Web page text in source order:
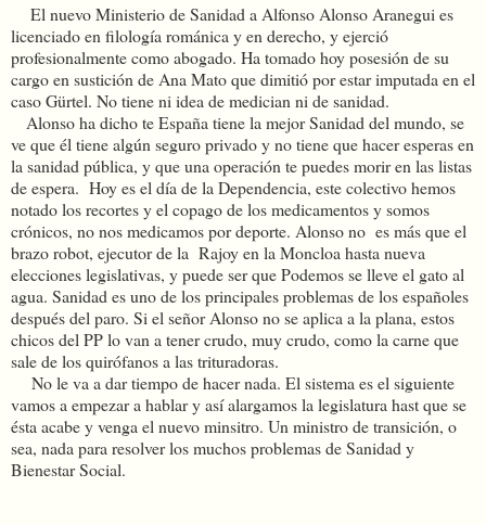
El nuevo Ministerio de Sanidad a Alfonso Alonso Aranegui es
licenciado en filología románica y en derecho, y ejerció
profesionalmente como abogado. Ha tomado hoy posesión de su
cargo en sustición de Ana Mato que dimitió por estar imputada en el
caso Gürtel. No tiene ni idea de medician ni de sanidad.
Alonso ha dicho te España tiene la mejor Sanidad del mundo, se
ve que él tiene algún seguro privado y no tiene que hacer esperas en
la sanidad pública, y que una operación te puedes morir en las listas
de espera. Hoy es el día de la Dependencia, este colectivo hemos
notado los recortes y el copago de los medicamentos y somos
crónicos, no nos medicamos por deporte. Alonso no es más que el
brazo robot, ejecutor de la Rajoy en la Moncloa hasta nueva
elecciones legislativas, y puede ser que Podemos se lleve el gato al
agua. Sanidad es uno de los principales problemas de los españoles
después del paro. Si el señor Alonso no se aplica a la plana, estos
chicos del PP lo van a tener crudo, muy crudo, como la carne que
sale de los quirófanos a las trituradoras.
No le va a dar tiempo de hacer nada. El sistema es el siguiente
vamos a empezar a hablar y así alargamos la legislatura hast que se
ésta acabe y venga el nuevo minsitro. Un ministro de transición, o
sea, nada para resolver los muchos problemas de Sanidad y
Bienestar Social.